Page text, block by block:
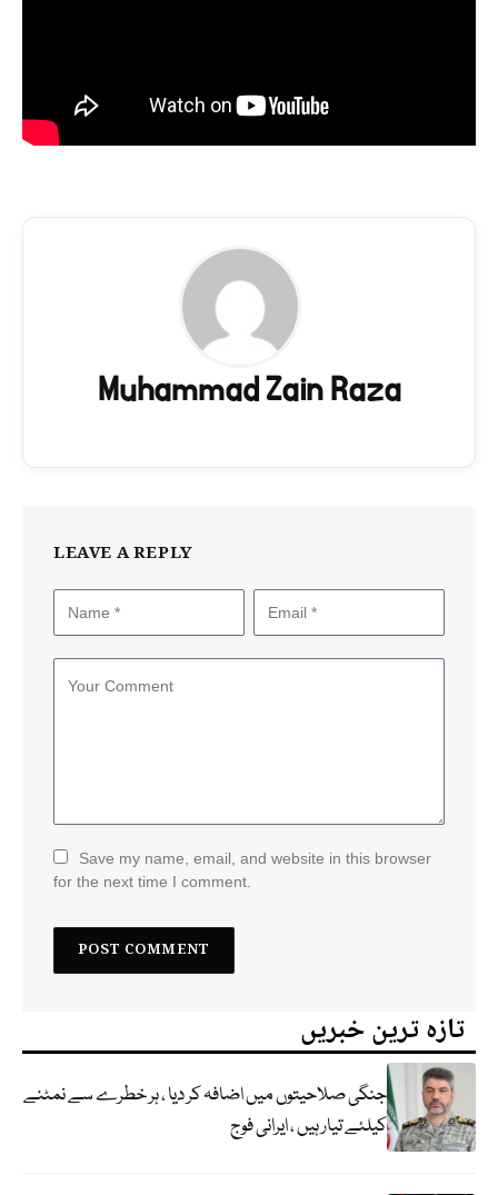
Muhammad Zain Raza
LEAVE A REPLY
Save my name, email, and website in this browser
for the next time I comment.
تازہ ترین خبریں
جنگی صلاحیتوں میں اضافہ کر دیا ، ہر خطرے سے نمٹنے
کیلئے تیار ہیں ، ایرانی فوج